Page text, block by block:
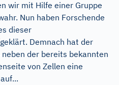
wir mit Hilfe einer Gruppe
Nun haben Forschende
dieser
Demnach hat der
der bereits bekannten
von Zellen eine